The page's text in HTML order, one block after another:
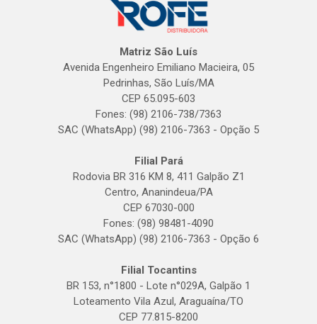
Matriz São Luís
Avenida Engenheiro Emiliano Macieira, 05
Pedrinhas, São Luís/MA
CEP 65.095-603
Fones: (98) 2106-738/7363
SAC (WhatsApp) (98) 2106-7363 - Opção 5
Filial Pará
Rodovia BR 316 KM 8, 411 Galpão Z1
Centro, Ananindeua/PA
CEP 67030-000
Fones: (98) 98481-4090
SAC (WhatsApp) (98) 2106-7363 - Opção 6
Filial Tocantins
BR 153, n°1800 - Lote n°029A, Galpão 1
Loteamento Vila Azul, Araguaína/TO
CEP 77.815-8200